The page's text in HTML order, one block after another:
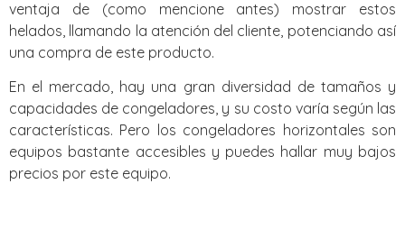
ventaja de (como mencione antes) mostrar estos
helados, llamando la atención del cliente, potenciando así
una compra de este producto.
En el mercado, hay una gran diversidad de tamaños y
capacidades de congeladores, y su costo varía según las
características. Pero los congeladores horizontales son
equipos bastante accesibles y puedes hallar muy bajos
precios por este equipo.